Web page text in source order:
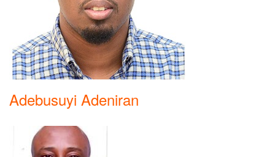
Adebusuyi Adeniran